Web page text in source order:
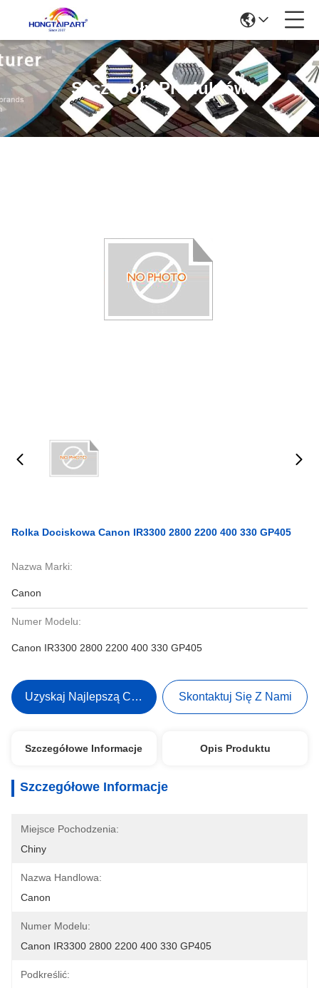
Szczegóły Produktów
Rolka Dociskowa Canon IR3300 2800 2200 400 330 GP405
Nazwa Marki:
Canon
Numer Modelu:
Canon IR3300 2800 2200 400 330 GP405
Uzyskaj Najlepszą Cenę Skontaktuj Się Z Nami
Szczegółowe Informacje Opis Produktu
Szczegółowe Informacje
Miejsce Pochodzenia:
Chiny
Nazwa Handlowa:
Canon
Numer Modelu:
Canon IR3300 2800 2200 400 330 GP405
Podkreślić: